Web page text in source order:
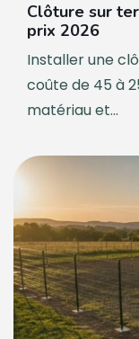
Clôture sur
prix 2026
Installer une
coûte de 45 à
matériau et...